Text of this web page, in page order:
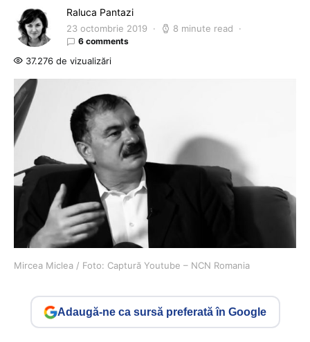
Raluca Pantazi
23 octombrie 2019 8 minute read
6 comments
37.276 de vizualizări
Mircea Miclea / Foto: Captură Youtube – NCN Romania
Adaugă-ne ca sursă preferată în Google